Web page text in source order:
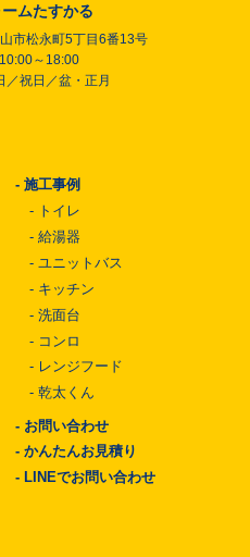
ムたすかる
市松永町5丁目6番13号
～18:00
祝日／盆・正月
-施工事例
- トイレ
-給湯器
- ユニットバス
- キッチン
-洗面台
- コンロ
- レンジフード
-乾太くん
- お問い合わせ
-かんたんお見積り
- LINEでお問い合わせ